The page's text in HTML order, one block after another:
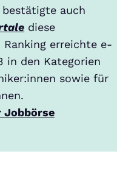
auch
diese
erreichte e-
in den Kategorien
sowie für
Jobbörse